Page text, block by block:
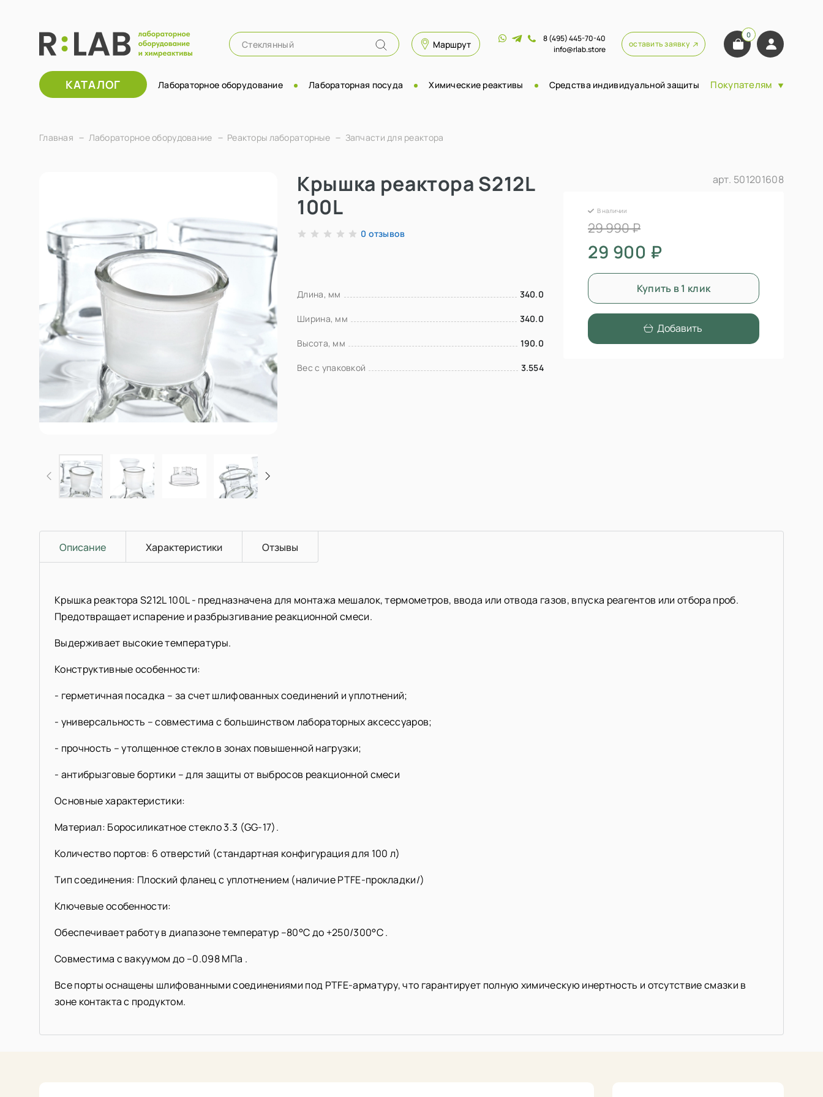
Маршрут
8 (495) 445-70-40
info@rlab.store
оставить заявку
0
КАТАЛОГ Лабораторное оборудование Лабораторная посуда Химические реактивы Средства индивидуальной защиты Покупателям
Главная Лабораторное оборудование Реакторы лабораторные Запчасти для реактора
Крышка реактора S212L
100L
0 отзывов
Длина, мм 340.0
Ширина, мм 340.0
Высота, мм 190.0
Вес с упаковкой 3.554
арт. 501201608
В наличии
29 990 ₽
29 900 ₽
Купить в 1 клик
Добавить
Описание Характеристики Отзывы
Крышка реактора S212L 100L - предназначена для монтажа мешалок, термометров, ввода или отвода газов, впуска реагентов или отбора проб.
Предотвращает испарение и разбрызгивание реакционной смеси.
Выдерживает высокие температуры.
Конструктивные особенности:
- герметичная посадка – за счет шлифованных соединений и уплотнений;
- универсальность – совместима с большинством лабораторных аксессуаров;
- прочность – утолщенное стекло в зонах повышенной нагрузки;
- антибрызговые бортики – для защиты от выбросов реакционной смеси
Основные характеристики:
Материал: Боросиликатное стекло 3.3 (GG-17).
Количество портов: 6 отверстий (стандартная конфигурация для 100 л)
Тип соединения: Плоский фланец с уплотнением (наличие PTFE-прокладки/)
Ключевые особенности:
Обеспечивает работу в диапазоне температур –80°C до +250/300°C .
Совместима с вакуумом до –0.098 МПа .
Все порты оснащены шлифованными соединениями под PTFE-арматуру, что гарантирует полную химическую инертность и отсутствие смазки в
зоне контакта с продуктом.